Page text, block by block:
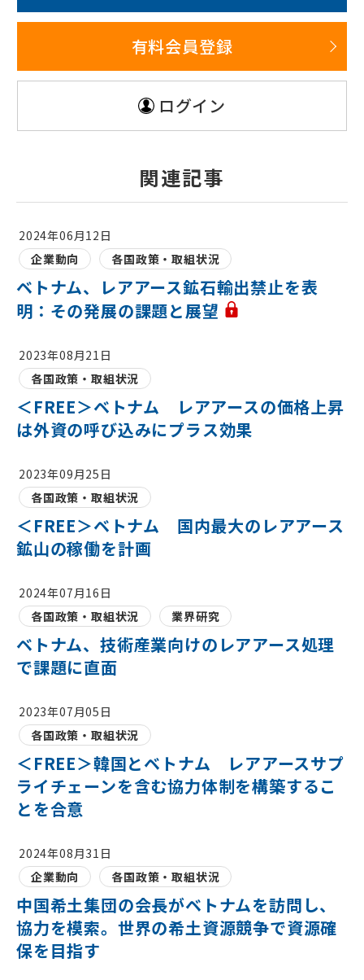
有料会員登録
ログイン
関連記事
2024年06月12日
企業動向
各国政策・取組状況
ベトナム、レアアース鉱石輸出禁止を表
明：その発展の課題と展望
2023年08月21日
各国政策・取組状況
＜FREE＞ベトナム レアアースの価格上昇
は外資の呼び込みにプラス効果
2023年09月25日
各国政策・取組状況
＜FREE＞ベトナム 国内最大のレアアース
鉱山の稼働を計画
2024年07月16日
各国政策・取組状況
業界研究
ベトナム、技術産業向けのレアアース処理
で課題に直面
2023年07月05日
各国政策・取組状況
＜FREE＞韓国とベトナム レアアースサプ
ライチェーンを含む協力体制を構築するこ
とを合意
2024年08月31日
企業動向
各国政策・取組状況
中国希土集団の会長がベトナムを訪問し、
協力を模索。世界の希土資源競争で資源確
保を目指す